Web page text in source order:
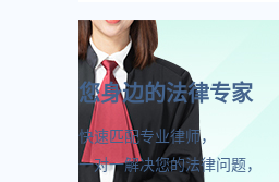
您身边的法律专家
快速匹配专业律师，
一对一解决您的法律问题，